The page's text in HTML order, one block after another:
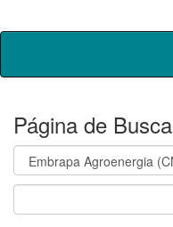
Skip
Página de Busca